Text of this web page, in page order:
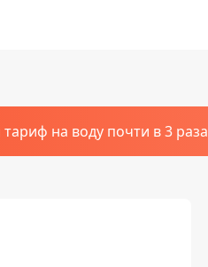
на воду почти в 3 раза